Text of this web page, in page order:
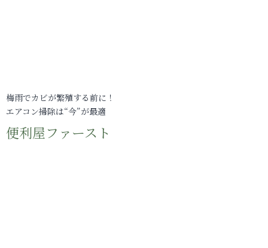
梅雨でカビが繁殖する前に！
エアコン掃除は“今”が最適
便利屋ファースト